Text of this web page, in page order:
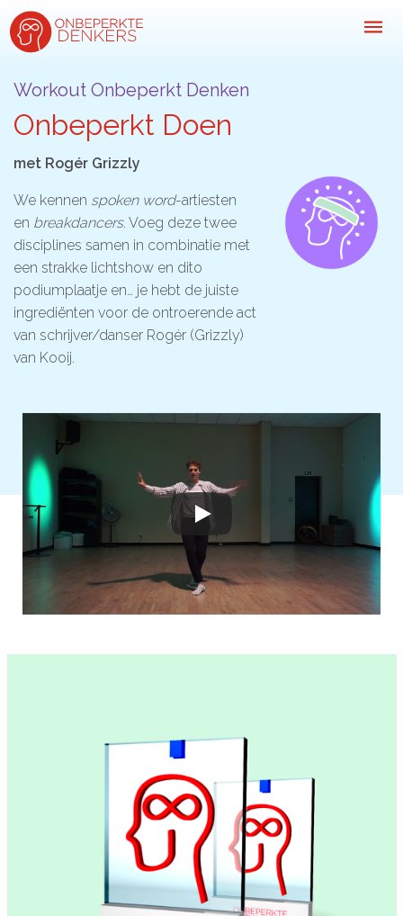
Inspiratie
Kijk-, lees- & luistertips
Mini- docu’s
Ode galerij
Podcasts: serie open gesprekken
Inspirerende praktijkverhalen
Bekijk volledig overzicht
Microlearnings
Ontwikkeltraject Onbeperkt Talent
Breng een ODE!
Ver- en vooroordelencheck
De Teamaanpak
De Escaperoom
In jouw organisatie
De beweging in cijfers
Workout Onbeperkt Denken
Onbeperkt Doen
met Rogér Grizzly
We kennen spoken word-artiesten
en breakdancers. Voeg deze twee
disciplines samen in combinatie met
een strakke lichtshow en dito
podiumplaatje en… je hebt de juiste
ingrediënten voor de ontroerende act
van schrijver/danser Rogér (Grizzly)
van Kooij.